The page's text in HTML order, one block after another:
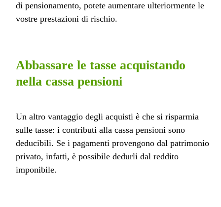
di pensionamento, potete aumentare ulteriormente le
vostre prestazioni di rischio.
Abbassare le tasse acquistando
nella cassa pensioni
Un altro vantaggio degli acquisti è che si risparmia
sulle tasse: i contributi alla cassa pensioni sono
deducibili. Se i pagamenti provengono dal patrimonio
privato, infatti, è possibile dedurli dal reddito
imponibile.